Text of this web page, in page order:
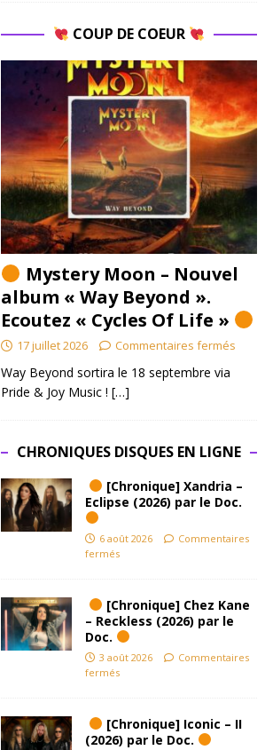
COUP DE COEUR
Mystery Moon – Nouvel
album « Way Beyond ».
Ecoutez « Cycles Of Life »
17 juillet 2026 Commentaires fermés
Way Beyond sortira le 18 septembre via
Pride & Joy Music ! […]
CHRONIQUES DISQUES EN LIGNE
[Chronique] Xandria –
Eclipse (2026) par le Doc.
6 août 2026
Commentaires
fermés
[Chronique] Chez Kane
– Reckless (2026) par le
Doc.
3 août 2026
Commentaires
fermés
[Chronique] Iconic – II
(2026) par le Doc.